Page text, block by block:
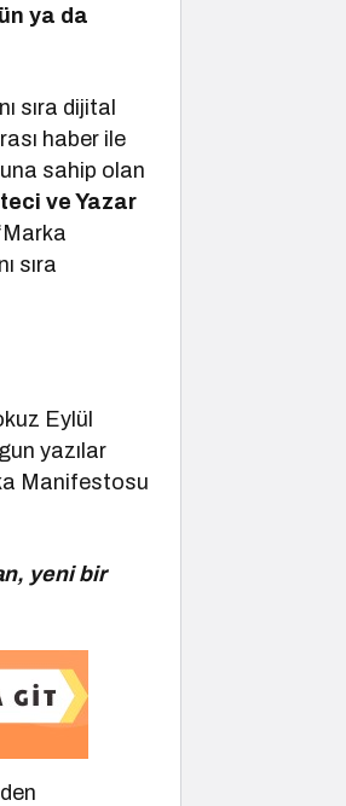
ya da
sıra dijital
haber ile
sahip olan
ve Yazar
sıra
Eylül
yazılar
Manifestosu
yeni bir